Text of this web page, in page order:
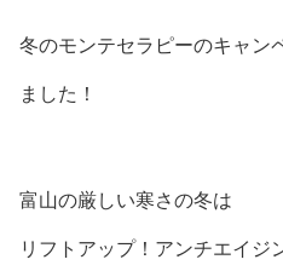
冬のモンテセラピーのキャン
ました！
富山の厳しい寒さの冬は
リフトアップ！アンチエイジ